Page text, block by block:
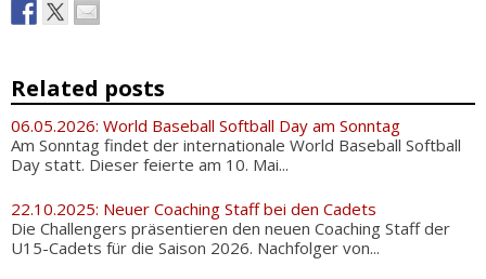
Related posts
06.05.2026: World Baseball Softball Day am Sonntag
Am Sonntag findet der internationale World Baseball Softball
Day statt. Dieser feierte am 10. Mai...
22.10.2025: Neuer Coaching Staff bei den Cadets
Die Challengers präsentieren den neuen Coaching Staff der
U15-Cadets für die Saison 2026. Nachfolger von...